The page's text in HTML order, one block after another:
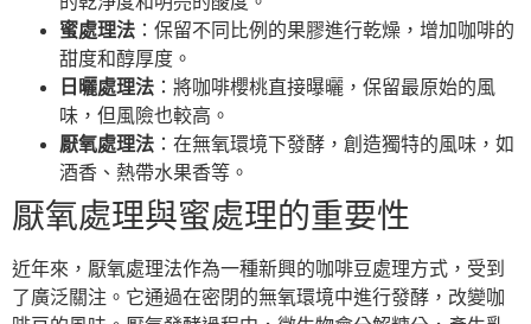
蜜處理法 ：保留不同比例的果膠進行乾燥，增加咖啡的
甜度和醇厚度。
日曬處理法 ：將咖啡櫻桃直接曝曬，保留最原始的風
味，但風險也較高。
厭氧處理法 ：在無氧環境下發酵，創造獨特的風味，如
酒香、熱帶水果香等。
厭氧處理與蜜處理的重要性
近年來，厭氧處理法作為一種新興的咖啡豆處理方式，受到
了廣泛關注。它通過在密閉的無氧環境中進行發酵，改變咖